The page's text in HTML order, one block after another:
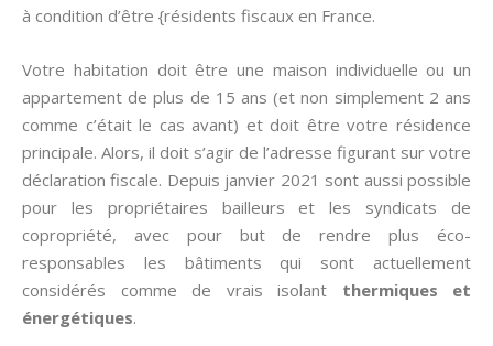
à condition d’être {résidents fiscaux en France.
Votre habitation doit être une maison individuelle ou un
appartement de plus de 15 ans (et non simplement 2 ans
comme c’était le cas avant) et doit être votre résidence
principale. Alors, il doit s’agir de l’adresse figurant sur votre
déclaration fiscale. Depuis janvier 2021 sont aussi possible
pour les propriétaires bailleurs et les syndicats de
copropriété, avec pour but de rendre plus éco-
responsables les bâtiments qui sont actuellement
considérés comme de vrais isolant thermiques et
énergétiques.